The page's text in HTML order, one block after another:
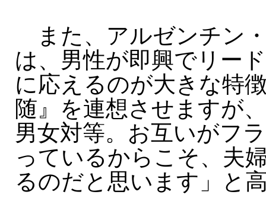
また、アルゼンチン
は、男性が即興でリー
に応えるのが大きな特
随』を連想させますが
男女対等。お互いがフ
っているからこそ、夫
るのだと思います」と